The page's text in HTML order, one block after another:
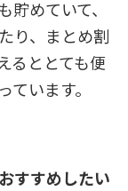
めていて、
り、まとめ割
るととても便
います。
すすめしたい